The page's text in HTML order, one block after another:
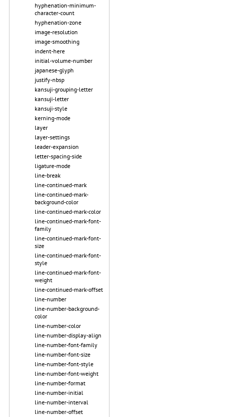
hyphenation-minimum-
character-count
hyphenation-zone
image-resolution
image-smoothing
indent-here
initial-volume-number
japanese-glyph
justify-nbsp
kansuji-grouping-letter
kansuji-letter
kansuji-style
kerning-mode
layer
layer-settings
leader-expansion
letter-spacing-side
ligature-mode
line-break
line-continued-mark
line-continued-mark-
background-color
line-continued-mark-color
line-continued-mark-font-
family
line-continued-mark-font-
size
line-continued-mark-font-
style
line-continued-mark-font-
weight
line-continued-mark-offset
line-number
line-number-background-
color
line-number-color
line-number-display-align
line-number-font-family
line-number-font-size
line-number-font-style
line-number-font-weight
line-number-format
line-number-initial
line-number-interval
line-number-offset